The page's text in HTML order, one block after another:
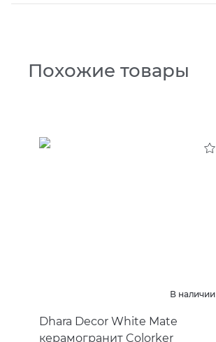
Похожие товары
В наличии
Dhara Decor White Mate
керамогранит Colorker